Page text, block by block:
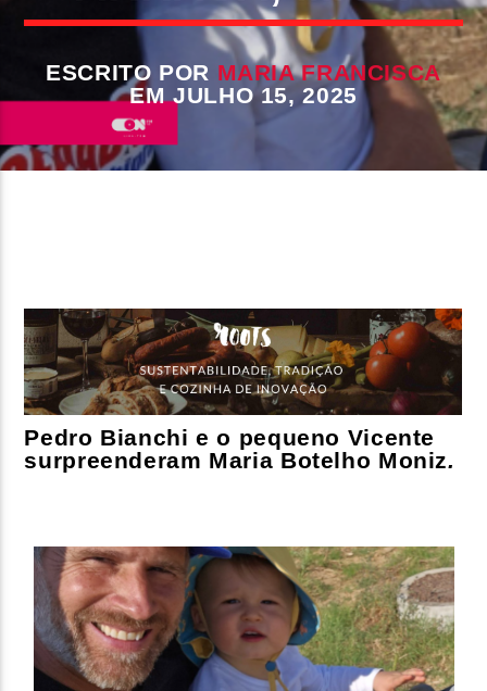
FAIXA ATUAL
TÍTULO
ON FM
ESCRITO POR MARIA FRANCISCA
EM JULHO 15, 2025
Pedro Bianchi e o pequeno Vicente
surpreenderam Maria Botelho Moniz.